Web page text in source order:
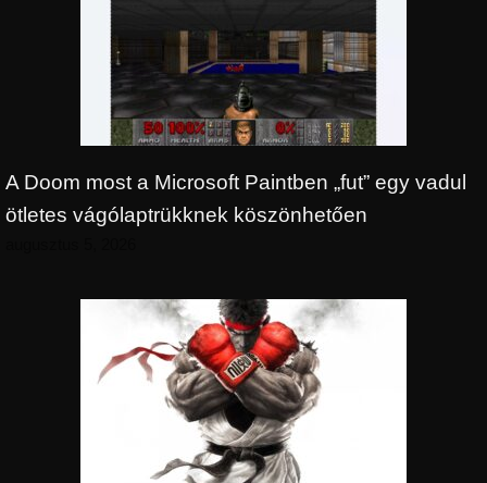
A Doom most a Microsoft Paintben „fut” egy vadul
ötletes vágólaptrükknek köszönhetően